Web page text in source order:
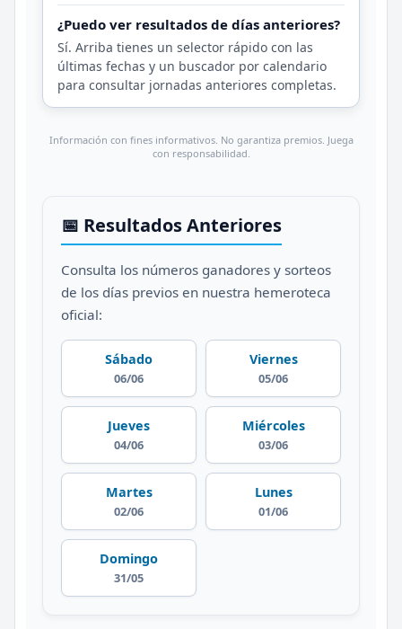
¿Puedo ver resultados de días anteriores?
Sí. Arriba tienes un selector rápido con las
últimas fechas y un buscador por calendario
para consultar jornadas anteriores completas.
Información con fines informativos. No garantiza premios. Juega
con responsabilidad.
📅 Resultados Anteriores
Consulta los números ganadores y sorteos
de los días previos en nuestra hemeroteca
oficial:
Sábado
06/06
Viernes
05/06
Jueves
04/06
Miércoles
03/06
Martes
02/06
Lunes
01/06
Domingo
31/05